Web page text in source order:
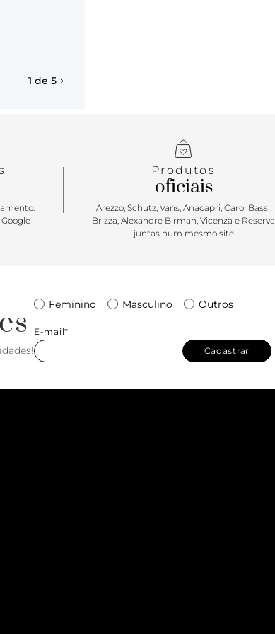
1 de 5
Produtos
oficiais
Arezzo, Schutz, Vans, Anacapri, Carol Bassi,
Brizza, Alexandre Birman, Vicenza e Reserva
juntas num mesmo site
Feminino Masculino Outros
E-mail*
Cadastrar